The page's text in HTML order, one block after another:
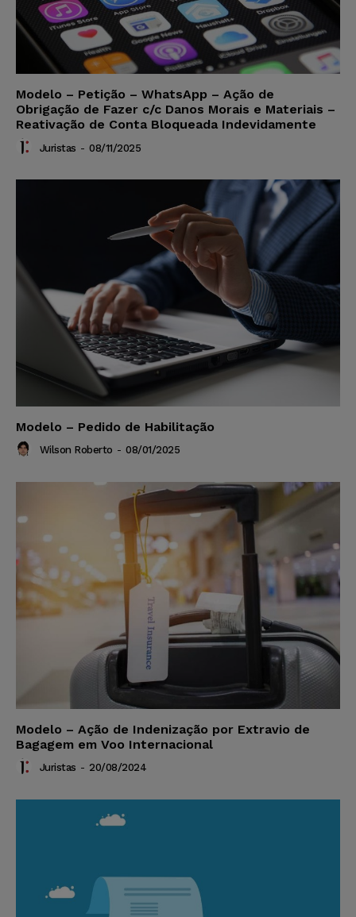
Modelo – Petição – WhatsApp – Ação de
Obrigação de Fazer c/c Danos Morais e Materiais –
Reativação de Conta Bloqueada Indevidamente
Juristas - 08/11/2025
Modelo – Pedido de Habilitação
Wilson Roberto - 08/01/2025
Modelo – Ação de Indenização por Extravio de
Bagagem em Voo Internacional
Juristas - 20/08/2024